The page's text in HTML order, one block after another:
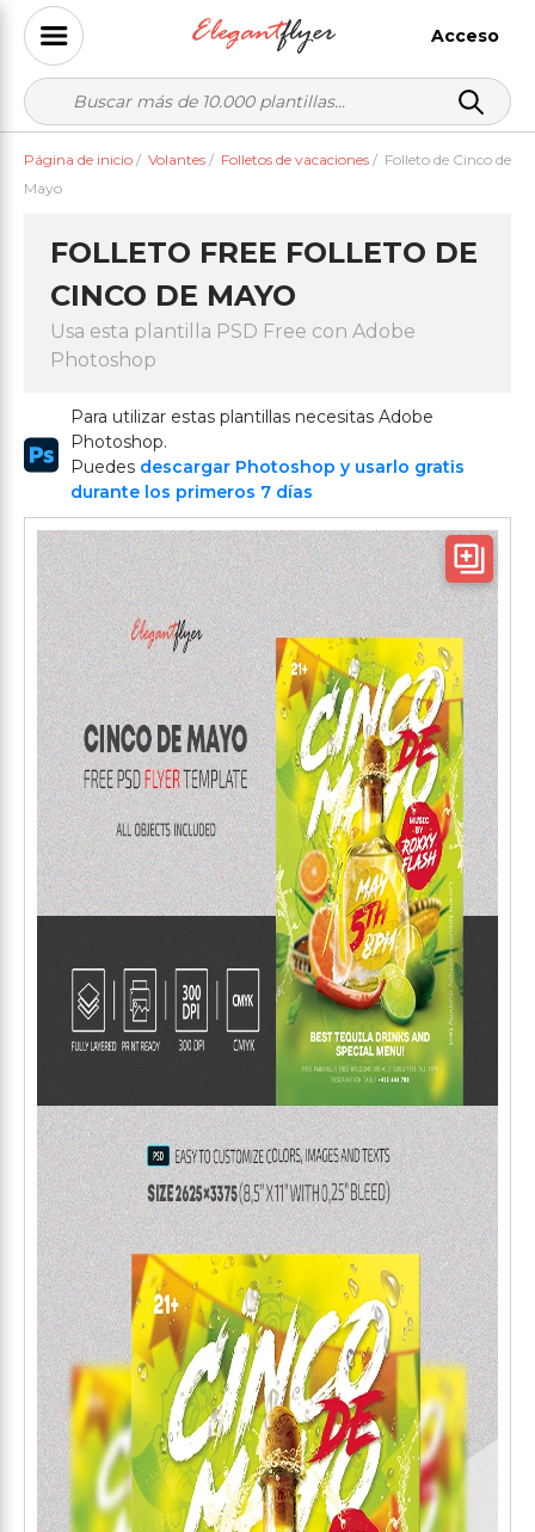
Acceso
Página de inicio / Volantes / Folletos de vacaciones / Folleto de Cinco de
Mayo
FOLLETO FREE FOLLETO DE
CINCO DE MAYO
Usa esta plantilla PSD Free con Adobe
Photoshop
Para utilizar estas plantillas necesitas Adobe
Photoshop.
Puedes descargar Photoshop y usarlo gratis
durante los primeros 7 días